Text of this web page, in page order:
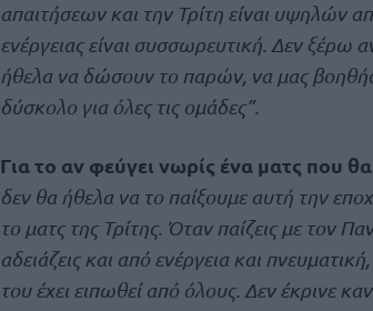
απαιτήσεων και την Τρίτη είναι υψηλών
ενέργειας είναι συσσωρευτική. Δεν ξέρω
ήθελα να δώσουν το παρών, να μας
δύσκολο για όλες τις ομάδες”.
Για το αν φεύγει νωρίς ένα ματς που
δεν θα ήθελα να το παίξουμε αυτή την
το ματς της Τρίτης. Όταν παίζεις με τον
αδειάζεις και από ενέργεια και
του έχει ειπωθεί από όλους. Δεν έκρινε